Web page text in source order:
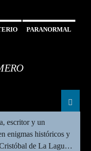
PARANORMAL
escritor y un
enigmas históricos y
de La Laguna